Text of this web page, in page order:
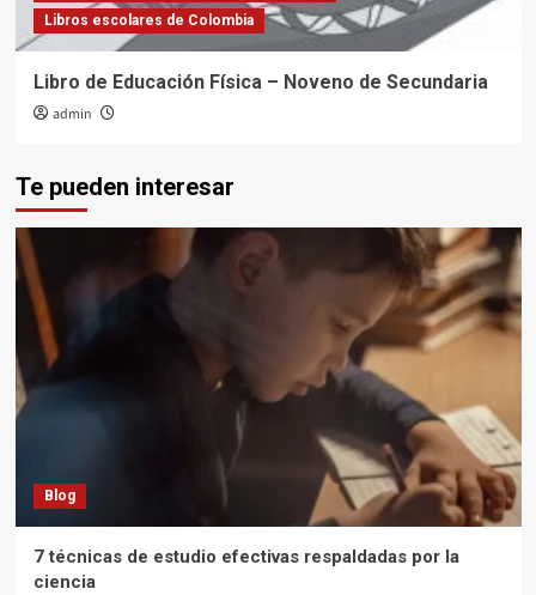
Libros escolares de Colombia
Libro de Educación Física – Noveno de Secundaria
admin
Te pueden interesar
Blog
7 técnicas de estudio efectivas respaldadas por la
ciencia